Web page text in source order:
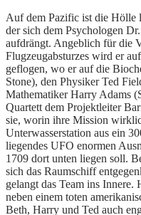
Auf dem Pazific ist die Hölle
der sich dem Psychologen
aufdrängt. Angeblich für die
Flugzeugabsturzes wird er
geflogen, wo er auf die
Stone), den Physiker Ted
Mathematiker Harry Adams
Quartett dem Projektleiter
sie, worin ihre Mission
Unterwasserstation aus ein
liegendes UFO enormen
1709 dort unten liegen soll.
sich das Raumschiff
gelangt das Team ins
neben einem toten
Beth, Harry und Ted auch